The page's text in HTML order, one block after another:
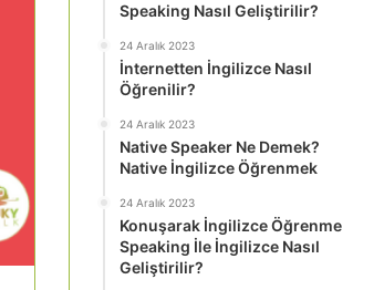
Speaking Nasıl Geliştirilir?
24 Aralık 2023
İnternetten İngilizce Nasıl
Öğrenilir?
24 Aralık 2023
Native Speaker Ne Demek?
Native İngilizce Öğrenmek
24 Aralık 2023
Konuşarak İngilizce Öğrenme
Speaking İle İngilizce Nasıl
Geliştirilir?